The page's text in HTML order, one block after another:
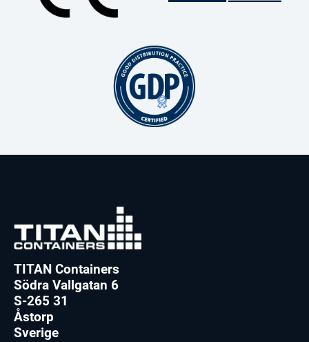
TITAN Containers
Södra Vallgatan 6
S-265 31
Åstorp
Sverige